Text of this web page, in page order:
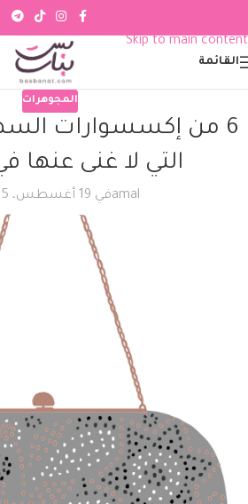
Skip to main content
القائمة
المجوهرات
6 من إكسسوارات
التي لا غنى عنها
amalفي 19 أغسطس، 2025